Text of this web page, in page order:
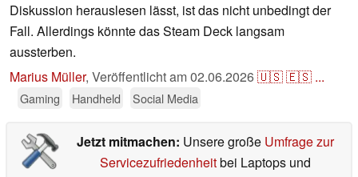
Diskussion herauslesen lässt, ist das nicht unbedingt der
Fall. Allerdings könnte das Steam Deck langsam
aussterben.
Marius Müller, Veröffentlicht am02.06.2026🇺🇸🇪🇸 ...
Gaming Handheld Social Media
Jetzt mitmachen: Unsere große Umfrage zur
Servicezufriedenheitbei Laptops und